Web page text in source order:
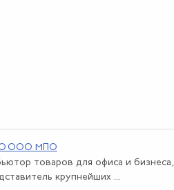
ООО МПО
товаров для офиса и бизнеса,
крупнейших ...